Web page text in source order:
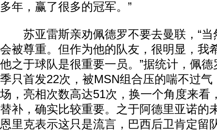
多年，赢了很多的冠军。”
苏亚雷斯亲劝佩德罗不要去曼联，“当
会被尊重。但作为他的队友，很明显，我
他之于球队是很重要一员。”据统计，佩
季只首发22次，被MSN组合压的喘不过气
场，亮相次数高达51次，换一个角度来看
替补，确实比较重要。之于阿德里亚诺的
恩里克表示这只是流言，巴西后卫肯定留